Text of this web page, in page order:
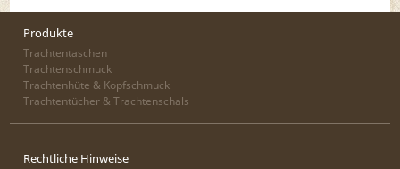
Produkte
Trachtentaschen
Trachtenschmuck
Trachtenhüte & Kopfschmuck
Trachtentücher & Trachtenschals
Rechtliche Hinweise